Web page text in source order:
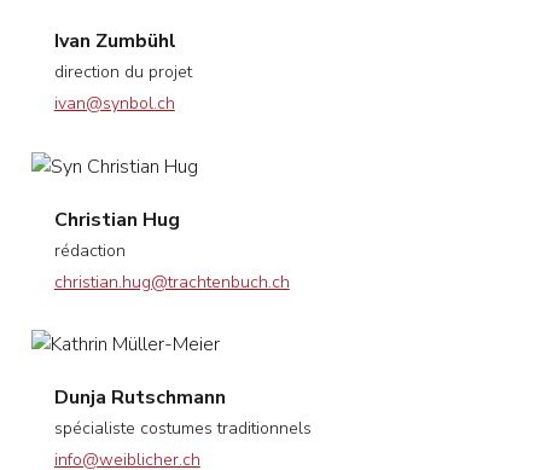
Ivan Zumbühl
direction du projet
ivan@synbol.ch
Christian Hug
rédaction
christian.hug@trachtenbuch.ch
Dunja Rutschmann
spécialiste costumes traditionnels
info@weiblicher.ch